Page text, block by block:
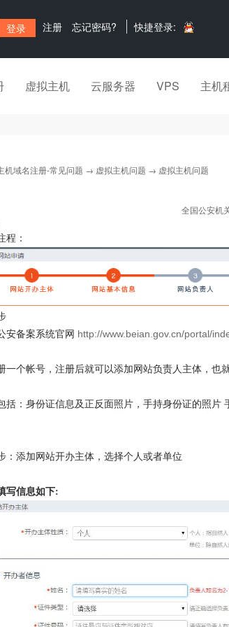
注册 忘记密码? 快捷登录:
虚拟主机 云服务器 VPS 主机
机域名注册-常见问题 → 虚拟主机问题 → 虚拟主机问题
全国公安机
程：
安备案系统官网 http://www.beian.gov.cn/portal/
一个帐号，注册后就可以添加网站负责人主体，也
括：身份证信息及正反面照片，手持身份证的照片
：添加网站开办主体，选择个人或者单位
写信息如下: